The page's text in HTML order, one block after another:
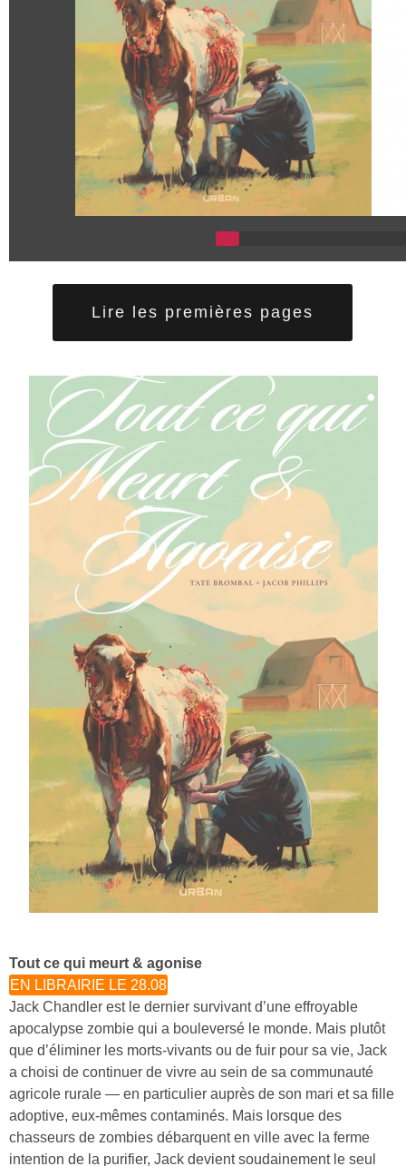
Lire les premières pages
Tout ce qui meurt & agonise
EN LIBRAIRIE LE 28.08
Jack Chandler est le dernier survivant d’une effroyable
apocalypse zombie qui a bouleversé le monde. Mais plutôt
que d’éliminer les morts-vivants ou de fuir pour sa vie, Jack
a choisi de continuer de vivre au sein de sa communauté
agricole rurale — en particulier auprès de son mari et sa fille
adoptive, eux-mêmes contaminés. Mais lorsque des
chasseurs de zombies débarquent en ville avec la ferme
intention de la purifier, Jack devient soudainement le seul